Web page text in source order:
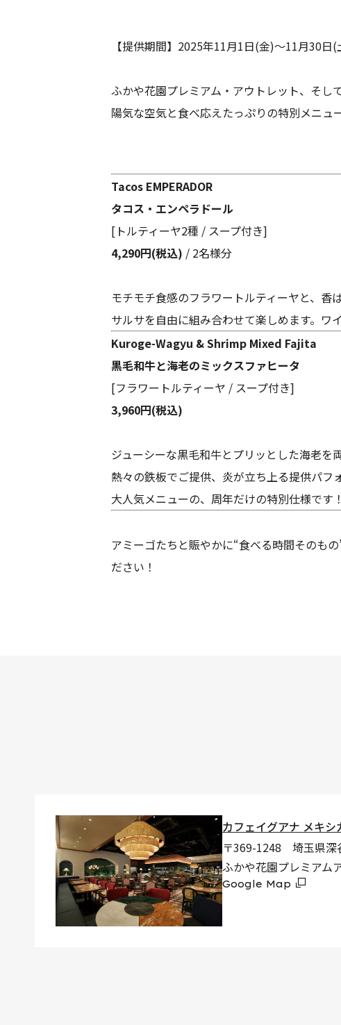
【提供期間】2025年11月1日(金)〜11月30日(
ふかや花園プレミアム・アウトレット、そし
陽気な空気と食べ応えたっぷりの特別メニュ
Tacos EMPERADOR
タコス・エンペラドール
[トルティーヤ2種 / スープ付き]
4,290円(税込) / 2名様分
モチモチ食感のフラワートルティーヤと、香
サルサを自由に組み合わせて楽しめます。ワ
Kuroge-Wagyu & Shrimp Mixed Fajita
黒毛和牛と海老のミックスファヒータ
[フラワートルティーヤ / スープ付き]
3,960円(税込)
ジューシーな黒毛和牛とプリッとした海老を
熱々の鉄板でご提供、炎が立ち上る提供パフ
大人気メニューの、周年だけの特別仕様です！
アミーゴたちと賑やかに“食べる時間そのも
ださい！
カフェイグアナ メキシ
〒369-1248 埼玉県深
ふかや花園プレミアム
Google Map